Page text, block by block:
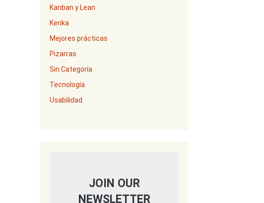
Kanban y Lean
Kerika
Mejores prácticas
Pizarras
Sin Categoría
Tecnología
Usabilidad
JOIN OUR
NEWSLETTER